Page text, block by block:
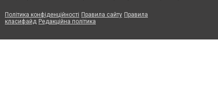
Політика конфіденційності Правила сайту Правила
класифайд Редакційна політика